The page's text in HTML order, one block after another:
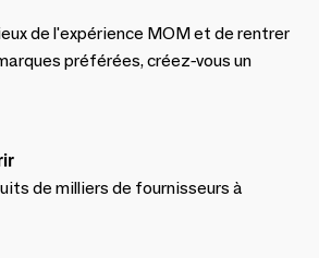
de l'expérience MOM et de rentrer
préférées, créez-vous un
de milliers de fournisseurs à